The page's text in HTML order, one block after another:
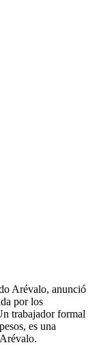
Arévalo, anunció
por los
trabajador formal
es una